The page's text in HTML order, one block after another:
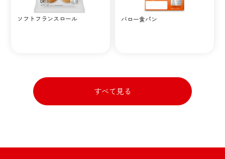
ソフトフランスロール バロー食パン
すべて見る